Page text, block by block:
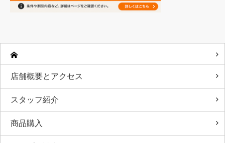
店舗概要とアクセス
スタッフ紹介
商品購入